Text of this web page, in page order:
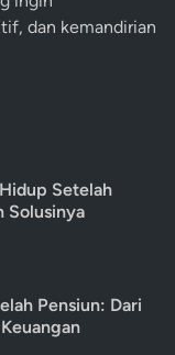
dan kemandirian
Setelah
Solusinya
Pensiun: Dari